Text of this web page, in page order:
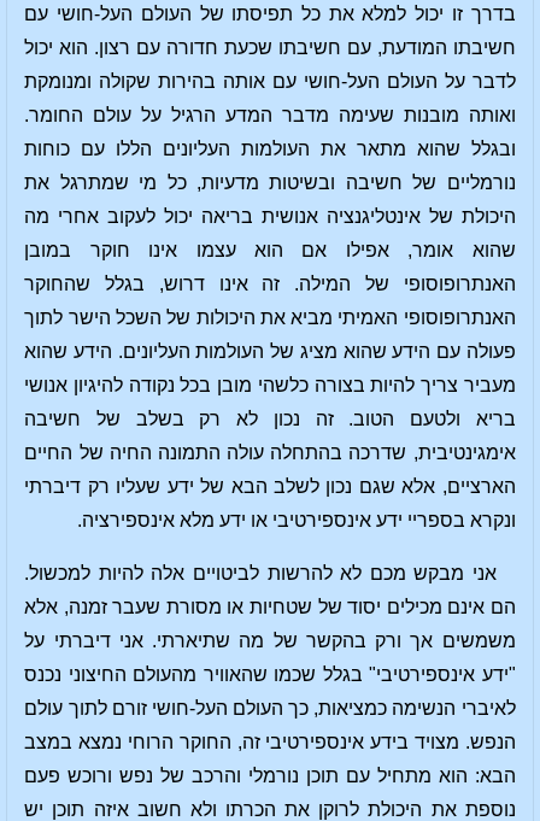
בדרך זו יכול למלא את כל תפיסתו של העולם העל-חושי עם
חשיבתו המודעת, עם חשיבתו שכעת חדורה עם רצון. הוא יכול
לדבר על העולם העל-חושי עם אותה בהירות שקולה ומנומקת
ואותה מובנות שעימה מדבר המדע הרגיל על עולם החומר.
ובגלל שהוא מתאר את העולמות העליונים הללו עם כוחות
נורמליים של חשיבה ובשיטות מדעיות, כל מי שמתרגל את
היכולת של אינטליגנציה אנושית בריאה יכול לעקוב אחרי מה
שהוא אומר, אפילו אם הוא עצמו אינו חוקר במובן
האנתרופוסופי של המילה. זה אינו דרוש, בגלל שהחוקר
האנתרופוסופי האמיתי מביא את היכולות של השכל הישר לתוך
פעולה עם הידע שהוא מציג של העולמות העליונים. הידע שהוא
מעביר צריך להיות בצורה כלשהי מובן בכל נקודה להיגיון אנושי
בריא ולטעם הטוב. זה נכון לא רק בשלב של חשיבה
אימגינטיבית, שדרכה בהתחלה עולה התמונה החיה של החיים
הארציים, אלא שגם נכון לשלב הבא של ידע שעליו רק דיברתי
ונקרא בספריי ידע אינספירטיבי או ידע מלא אינספירציה.
אני מבקש מכם לא להרשות לביטויים אלה להיות למכשול.
הם אינם מכילים יסוד של שטחיות או מסורת שעבר זמנה, אלא
משמשים אך ורק בהקשר של מה שתיארתי. אני דיברתי על
"ידע אינספירטיבי" בגלל שכמו שהאוויר מהעולם החיצוני נכנס
לאיברי הנשימה כמציאות, כך העולם העל-חושי זורם לתוך עולם
הנפש. מצויד בידע אינספירטיבי זה, החוקר הרוחי נמצא במצב
הבא: הוא מתחיל עם תוכן נורמלי והרכב של נפש ורוכש פעם
נוספת את היכולת לרוקן את הכרתו ולא חשוב איזה תוכן יש